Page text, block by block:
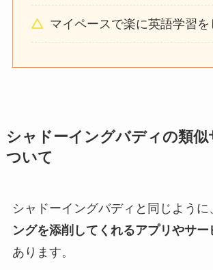
マイペースで楽に英語学習を
シャドーイングバディの類似
ついて
シャドーイングバディと同じように
ングを添削してくれるアプリやサー
あります。